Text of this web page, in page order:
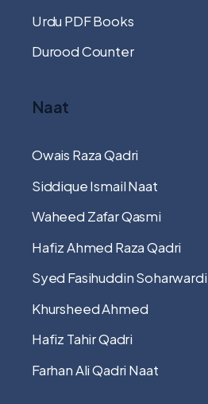
Urdu PDF Books
Durood Counter
Naat
Owais Raza Qadri
Siddique Ismail Naat
Waheed Zafar Qasmi
Hafiz Ahmed Raza Qadri
Syed Fasihuddin Soharwardi
Khursheed Ahmed
Hafiz Tahir Qadri
Farhan Ali Qadri Naat